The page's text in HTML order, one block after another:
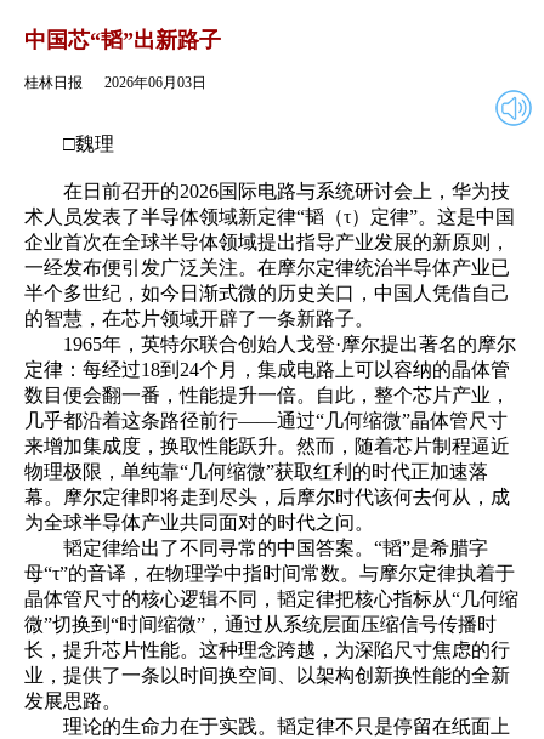
2026年06月03日
中国芯“韬”出新路子
桂林日报 2026年06月03日
□魏理
在日前召开的2026国际电路与系统研讨会上，华为技
术人员发表了半导体领域新定律“韬（τ）定律”。这是中国
企业首次在全球半导体领域提出指导产业发展的新原则，
一经发布便引发广泛关注。在摩尔定律统治半导体产业已
半个多世纪，如今日渐式微的历史关口，中国人凭借自己
的智慧，在芯片领域开辟了一条新路子。
1965年，英特尔联合创始人戈登·摩尔提出著名的摩尔
定律：每经过18到24个月，集成电路上可以容纳的晶体管
数目便会翻一番，性能提升一倍。自此，整个芯片产业，
几乎都沿着这条路径前行——通过“几何缩微”晶体管尺寸
来增加集成度，换取性能跃升。然而，随着芯片制程逼近
物理极限，单纯靠“几何缩微”获取红利的时代正加速落
幕。摩尔定律即将走到尽头，后摩尔时代该何去何从，成
为全球半导体产业共同面对的时代之问。
韬定律给出了不同寻常的中国答案。“韬”是希腊字
母“τ”的音译，在物理学中指时间常数。与摩尔定律执着于
晶体管尺寸的核心逻辑不同，韬定律把核心指标从“几何缩
微”切换到“时间缩微”，通过从系统层面压缩信号传播时
长，提升芯片性能。这种理念跨越，为深陷尺寸焦虑的行
业，提供了一条以时间换空间、以架构创新换性能的全新
发展思路。
理论的生命力在于实践。韬定律不只是停留在纸面上